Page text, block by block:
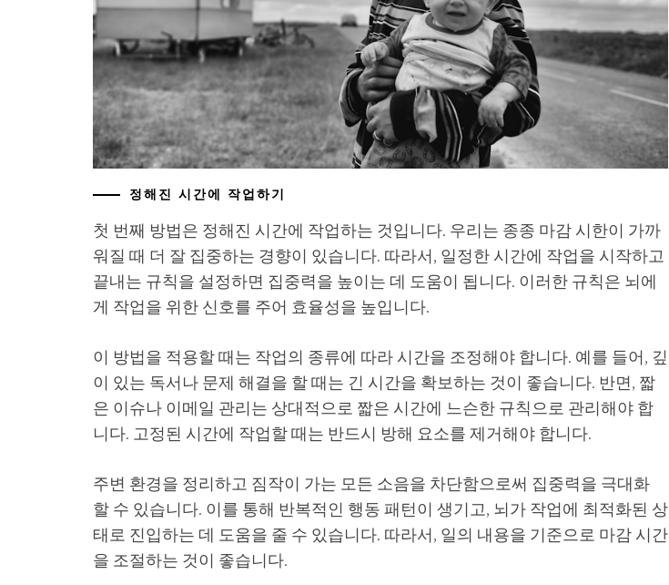
정해진 시간에 작업하기
첫 번째 방법은 정해진 시간에 작업하는 것입니다. 우리는 종종 마감 시한이 가까
워질 때 더 잘 집중하는 경향이 있습니다. 따라서, 일정한 시간에 작업을 시작하고
끝내는 규칙을 설정하면 집중력을 높이는 데 도움이 됩니다. 이러한 규칙은 뇌에
게 작업을 위한 신호를 주어 효율성을 높입니다.
이 방법을 적용할 때는 작업의 종류에 따라 시간을 조정해야 합니다. 예를 들어, 깊
이 있는 독서나 문제 해결을 할 때는 긴 시간을 확보하는 것이 좋습니다. 반면, 짧
은 이슈나 이메일 관리는 상대적으로 짧은 시간에 느슨한 규칙으로 관리해야 합
니다. 고정된 시간에 작업할 때는 반드시 방해 요소를 제거해야 합니다.
주변 환경을 정리하고 짐작이 가는 모든 소음을 차단함으로써 집중력을 극대화
할 수 있습니다. 이를 통해 반복적인 행동 패턴이 생기고, 뇌가 작업에 최적화된 상
태로 진입하는 데 도움을 줄 수 있습니다. 따라서, 일의 내용을 기준으로 마감 시간
을 조절하는 것이 좋습니다.